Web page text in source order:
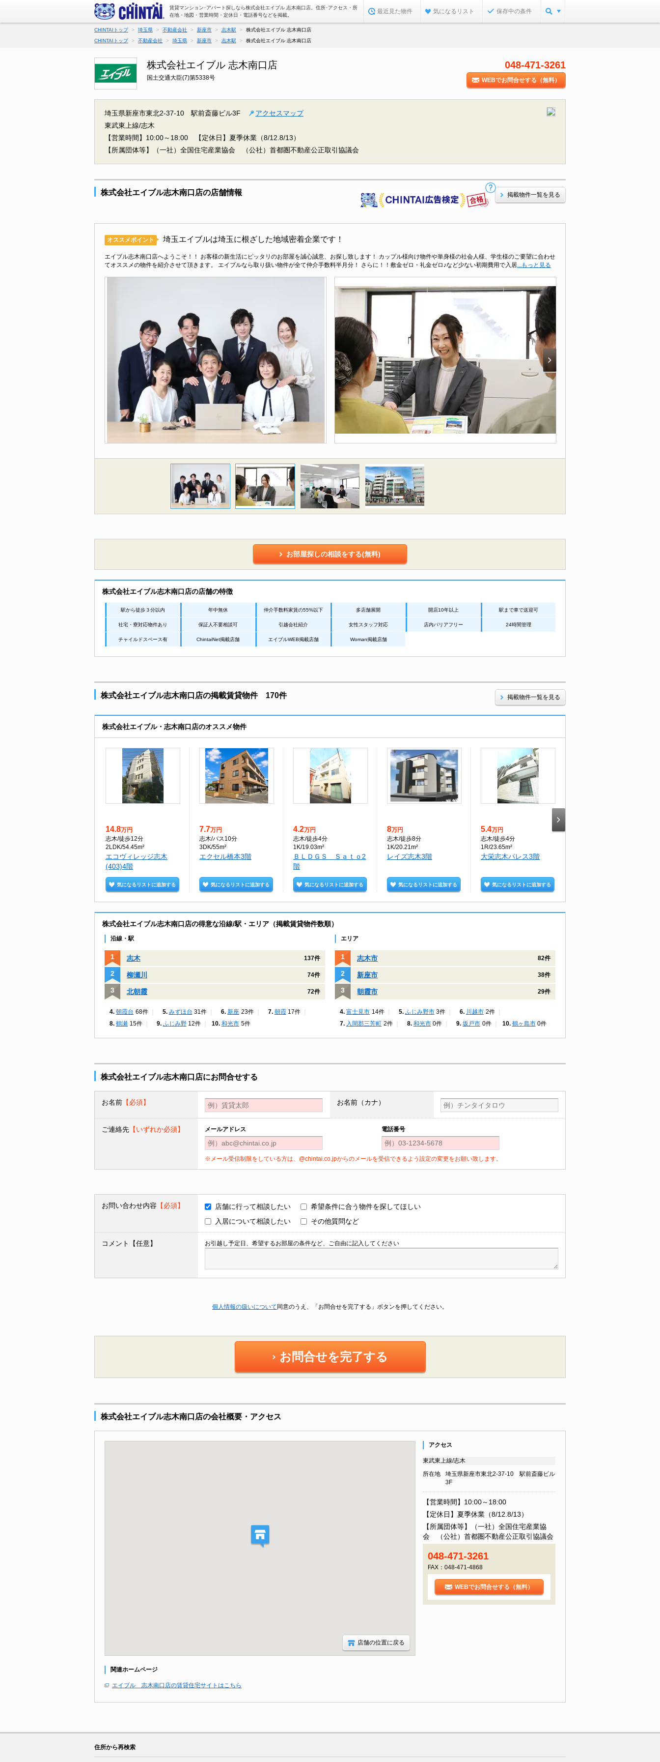
賃貸マンション･アパート探しなら株式会社エイブル 志木南口店。住所･アクセス・所
在地・地図・営業時間・定休日・電話番号などを掲載。
最近見た物件 気になるリスト 保存中の条件
CHINTAIトップ 埼玉県 不動産会社 新座市 志木駅
株式会社エイブル 志木南口店
CHINTAIトップ
不動産会社 埼玉県 新座市 志木駅 株式会社エイブル 志木南口店
株式会社エイブル 志木南口店
国土交通大臣(7)第5338号
048-471-3261
WEBでお問合せする（無料）
埼玉県新座市東北2-37-10 駅前斎藤ビル3F
アクセスマップ
東武東上線/志木
【営業時間】10:00～18:00
【定休日】夏季休業（8/12.8/13）
【所属団体等】（一社）全国住宅産業協会 （公社）首都圏不動産公正取引協議会
株式会社エイブル志木南口店の店舗情報 掲載物件一覧を見る
オススメポイント 埼玉エイブルは埼玉に根ざした地域密着企業です！
エイブル志木南口店へようこそ！！ お客様の新生活にピッタリのお部屋を誠心誠意、お探し致します！ カップル様向け物件や単身様の社会人様、学生様のご要望に合わせ
てオススメの物件を紹介させて頂きます。 エイブルなら取り扱い物件が全て仲介手数料半月分！ さらに！！敷金ゼロ・礼金ゼロ♪など少ない初期費用で入居 ...もっと見る
お部屋探しの相談をする(無料)
株式会社エイブル志木南口店の店舗の特徴
駅から徒歩３分以内 年中無休 仲介手数料家賃の55%以下 多店舗展開 開店10年以上 駅まで車で送迎可
社宅・寮対応物件あり 保証人不要相談可 引越会社紹介 女性スタッフ対応 店内バリアフリー 24時間管理
チャイルドスペース有 ChintaiNet掲載店舗 エイブルWEB掲載店舗 Woman掲載店舗
株式会社エイブル志木南口店の掲載賃貸物件 170件 掲載物件一覧を見る
株式会社エイブル・志木南口店のオススメ物件
14.8万円
志木/徒歩12分
2LDK/54.45m²
エコヴィレッジ志木
(403)4階
気になるリストに追加する
7.7万円
志木/バス10分
3DK/55m²
エクセル橋本3階
気になるリストに追加する
4.2万円
志木/徒歩4分
1K/19.03m²
ＢＬＤＧＳ Ｓａｔｏ2
階
気になるリストに追加する
8万円
志木/徒歩8分
1K/20.21m²
レイズ志木3階
気になるリストに追加する
5.4万円
志木/徒歩4分
1R/23.65m²
大栄志木パレス3階
気になるリストに追加する
株式会社エイブル志木南口店の得意な沿線/駅・エリア（掲載賃貸物件数順）
沿線・駅
志木 137件
柳瀬川 74件
北朝霞 72件
朝霞台 68件 みずほ台 31件 新座 23件 朝霞 17件
鶴瀬 15件 ふじみ野 12件 和光市 5件
エリア
志木市 82件
新座市 38件
朝霞市 29件
富士見市 14件 ふじみ野市 3件 川越市 2件
入間郡三芳町
2件 和光市 0件 坂戸市 0件 鶴ヶ島市 0件
株式会社エイブル志木南口店にお問合せする
お名前 【必須】 お名前（カナ）
ご連絡先 【いずれか必須】 メールアドレス 電話番号
※メール受信制限をしている方は、@chintai.co.jpからのメールを受信できるよう設定の変更をお願い致します。
お問い合わせ内容 【必須】 店舗に行って相談したい
希望条件に合う物件を探してほしい
入居について相談したい
その他質問など
コメント【任意】 お引越し予定日、希望するお部屋の条件など、ご自由に記入してください
個人情報の扱いについて 同意のうえ、「お問合せを完了する」ボタンを押してください。
お問合せを完了する
株式会社エイブル志木南口店の会社概要・アクセス
アクセス
東武東上線/志木
所在地
埼玉県新座市東北2-37-10 駅前斎藤ビル
3F
【営業時間】10:00～18:00
【定休日】夏季休業（8/12.8/13）
【所属団体等】（一社）全国住宅産業協
会 （公社）首都圏不動産公正取引協議会
048-471-3261
FAX：048-471-4868
WEBでお問合せする（無料）
店舗の位置に戻る
関連ホームページ
エイブル 志木南口店の賃貸住宅サイトはこちら
住所から再検索